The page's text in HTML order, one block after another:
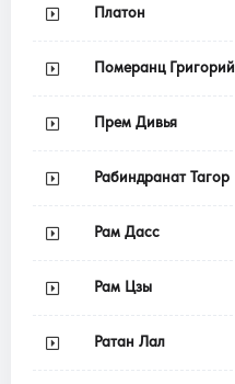
Платон
Померанц Григорий
Прем Дивья
Рабиндранат Тагор
Рам Дасс
Рам Цзы
Ратан Лал